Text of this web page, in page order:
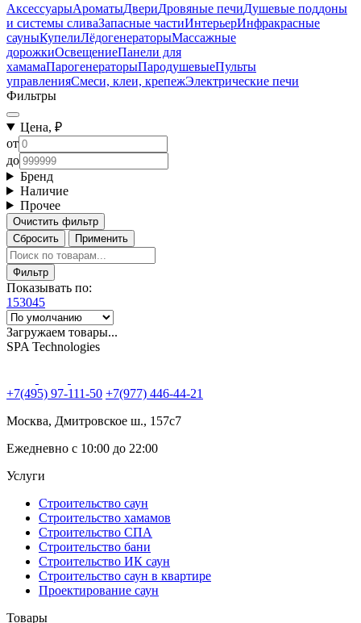
АксессуарыАроматыДвериДровяные печиДушевые поддоны
и системы сливаЗапасные частиИнтерьерИнфракрасные
сауныКупелиЛёдогенераторыМассажные
дорожкиОсвещениеПанели для
хамамаПарогенераторыПародушевыеПульты
управленияСмеси, клеи, крепежЭлектрические печи
Фильтры
Цена, ₽
от
до
Бренд
Наличие
Прочее
Очистить фильтр
Сбросить
Применить
Фильтр
Показывать по:
153045
Загружаем товары...
SPA Technologies
+7(495) 97-111-50 +7(977) 446-44-21
Москва, Дмитровское ш., 157с7
Ежедневно с 10:00 до 22:00
Услуги
Строительство саун
Строительство хамамов
Строительство СПА
Строительство бани
Строительство ИК саун
Строительство саун в квартире
Проектирование саун
Товары